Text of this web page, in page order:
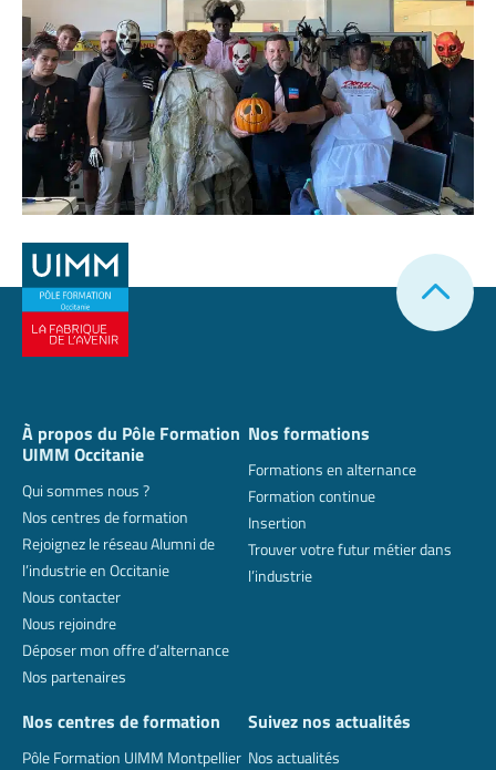
À propos du Pôle Formation
UIMM Occitanie
Qui sommes nous ?
Nos centres de formation
Rejoignez le réseau Alumni de
l’industrie en Occitanie
Nous contacter
Nous rejoindre
Déposer mon offre d’alternance
Nos partenaires
Nos formations
Formations en alternance
Formation continue
Insertion
Trouver votre futur métier dans
l’industrie
Nos centres de formation
Pôle Formation UIMM Montpellier
Suivez nos actualités
Nos actualités